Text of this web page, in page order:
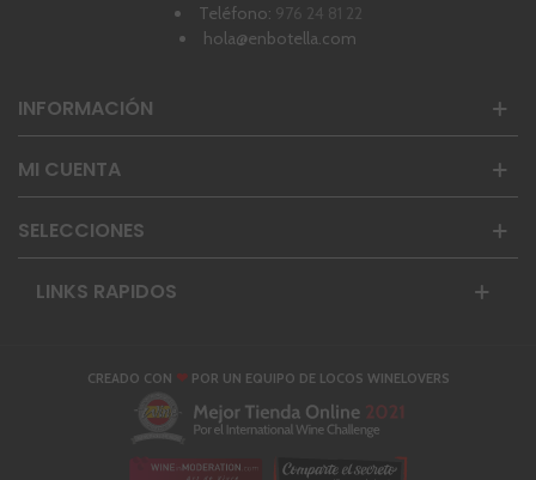
Teléfono: 976 24 81 22
hola@enbotella.com
INFORMACIÓN
MI CUENTA
SELECCIONES
LINKS RAPIDOS
CREADO CON ❤POR UN EQUIPO DE LOCOS WINELOVERS